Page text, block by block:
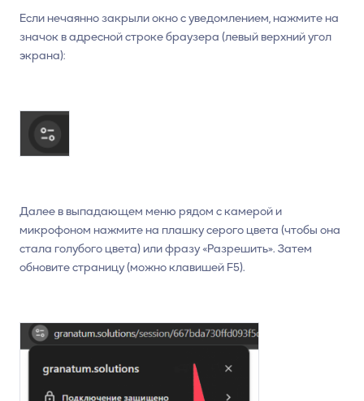
Если нечаянно закрыли окно с уведомлением, нажмите на
значок в адресной строке браузера (левый верхний угол
экрана):
Далее в выпадающем меню рядом с камерой и
микрофоном нажмите на плашку серого цвета (чтобы она
стала голубого цвета) или фразу «Разрешить». Затем
обновите страницу (можно клавишей F5).